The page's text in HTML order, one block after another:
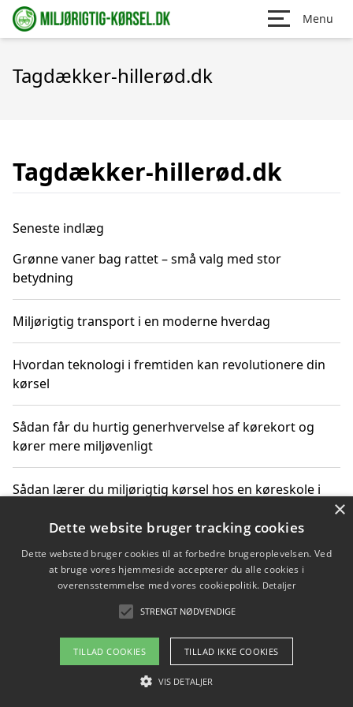
Menu
Tagdækker-hillerød.dk
Tagdækker-hillerød.dk
Seneste indlæg
Grønne vaner bag rattet – små valg med stor
betydning
Miljørigtig transport i en moderne hverdag
Hvordan teknologi i fremtiden kan revolutionere din
kørsel
Sådan får du hurtig generhvervelse af kørekort og
kører mere miljøvenligt
Sådan lærer du miljørigtig kørsel hos en køreskole i
Copyright 2026 - Pilanto Aps
Om / kontakt
×
Dette website bruger tracking cookies
Dette websted bruger cookies til at forbedre brugeroplevelsen. Ved
at bruge vores hjemmeside accepterer du alle cookies i
overensstemmelse med vores cookiepolitik. Detaljer
STRENGT NØDVENDIGE
TILLAD COOKIES TILLAD IKKE COOKIES
VIS DETALJER